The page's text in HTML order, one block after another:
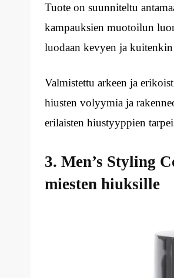
Tuote on suunniteltu
kampauksien muotoilun
luodaan kevyen ja
Valmistettu arkeen ja
hiusten volyymia ja
erilaisten hiustyyppien
3. Men’s Styling
miesten hiuksille